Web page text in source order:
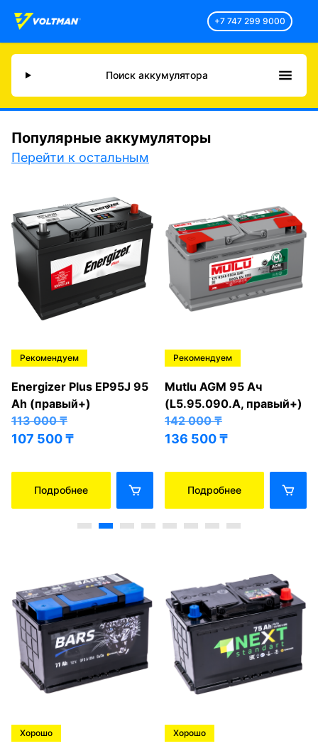
+7 747 299 9000
Поиск аккумулятора
Популярные аккумуляторы
Перейти к остальным
Рекомендуем
Energizer Plus EP95J 95
Ah (правый+)
113 000₸
107 500₸
Подробнее
Рекомендуем
Mutlu AGM 95 Ач
(L5.95.090.A, правый+)
142 000₸
136 500₸
Подробнее
Хорошо Хорошо